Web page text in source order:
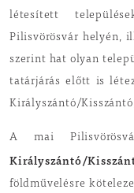
létesített
Pilisvörösvár helyén,
szerint hat olyan
tatárjárás előtt is
Királyszántó/
A mai
Királyszántó/
földművelésre